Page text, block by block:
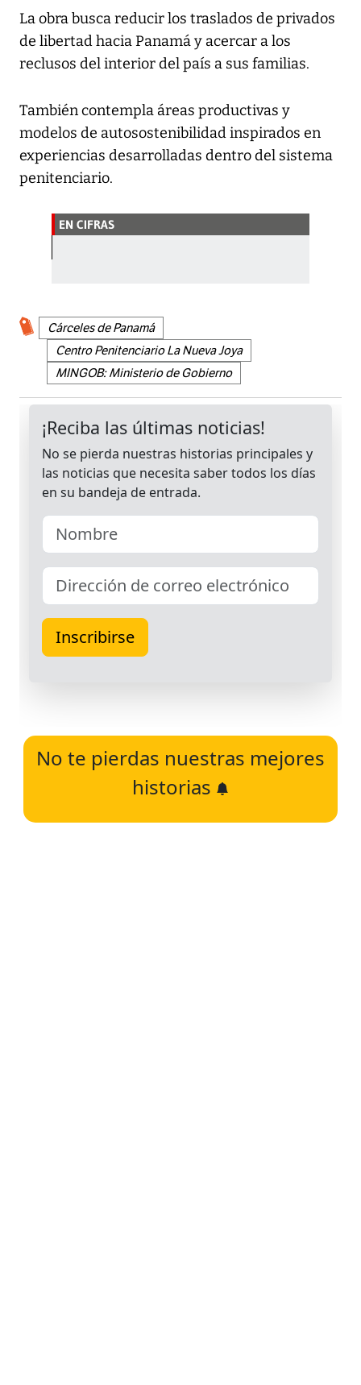
La obra busca reducir los traslados de privados
de libertad hacia Panamá y acercar a los
reclusos del interior del país a sus familias.
También contempla áreas productivas y
modelos de autosostenibilidad inspirados en
experiencias desarrolladas dentro del sistema
penitenciario.
EN CIFRAS
Cárceles de Panamá
Centro Penitenciario La Nueva Joya
MINGOB: Ministerio de Gobierno
No te pierdas nuestras mejores
historias